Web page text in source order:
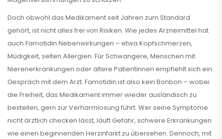
Doch obwohl das Medikament seit Jahren zum Standard
gehört, ist nicht alles frei von Risiken. Wie jedes Arzneimittel hat
auch Famotidin Nebenwirkungen – etwa Kopfschmerzen,
Müdigkeit, selten Allergien. Für Schwangere, Menschen mit
Nierenerkrankungen oder ältere Patientinnen empfiehlt sich ein
Gespräch mit dem Arzt. Famotidin ist also kein Bonbon – wobei
die Freiheit, das Medikament immer wieder ausländisch zu
bestellen, gern zur Verharmlosung führt. Wer seine Symptome
nicht ärztlich checken lässt, läuft Gefahr, schwere Erkrankungen
wie einen beginnenden Herzinfarkt zu übersehen. Dennoch, mit